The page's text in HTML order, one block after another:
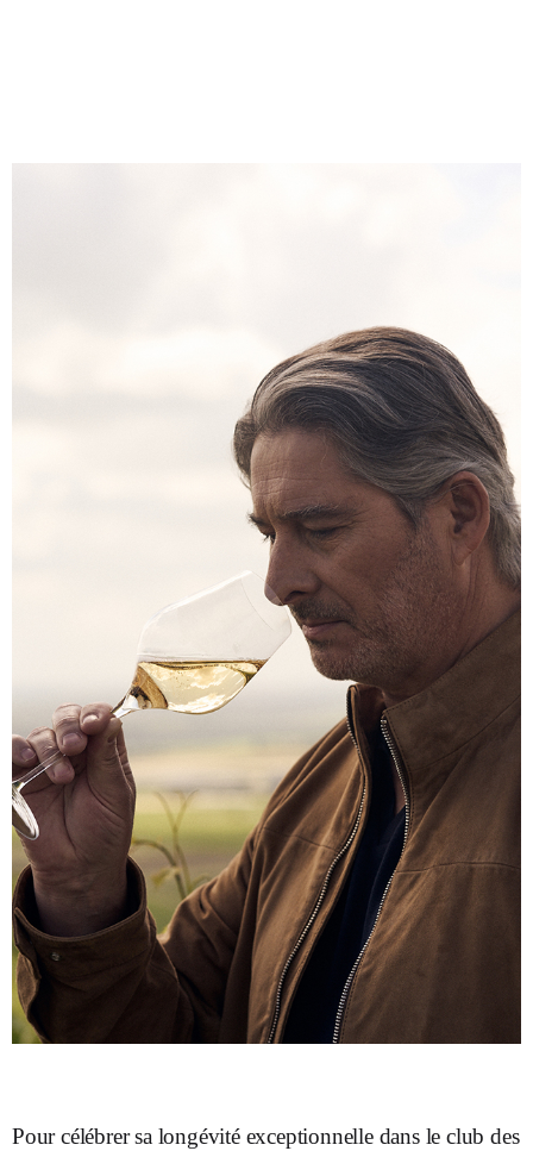
Pour célébrer sa longévité exceptionnelle dans le club des